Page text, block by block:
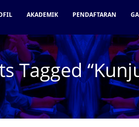
AKADEMIK PENDAFTARAN
Tagged